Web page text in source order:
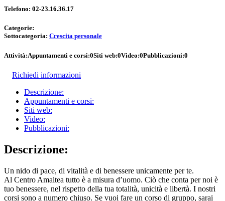
Telefono: 02-23.16.36.17
Categorie:
Sottocategoria: Crescita personale
Attività:Appuntamenti e corsi:0Siti web:0Video:0Pubblicazioni:0
Richiedi informazioni
Descrizione:
Appuntamenti e corsi:
Siti web:
Video:
Pubblicazioni:
Descrizione:
Un nido di pace, di vitalità e di benessere unicamente per te.
Al Centro Amaltea tutto è a misura d’uomo. Ciò che conta per noi è
tuo benessere, nel rispetto della tua totalità, unicità e libertà. I nostri
corsi sono a numero chiuso. Se vuoi fare un corso di gruppo, sarai